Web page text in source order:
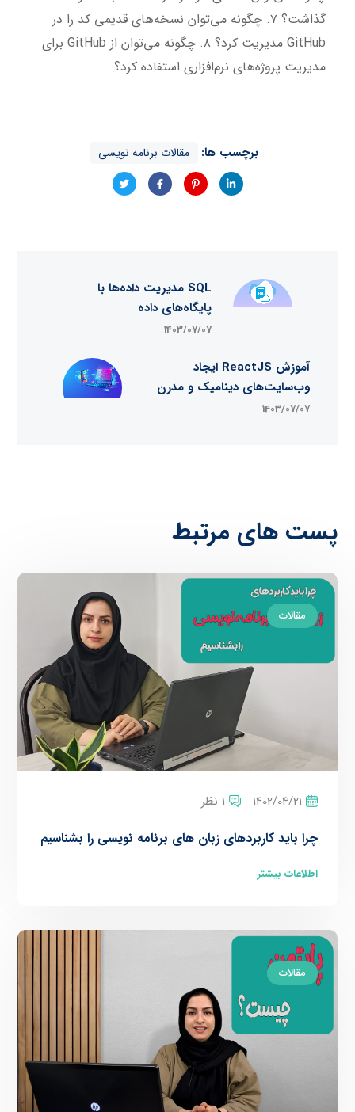
گذاشت؟ ۷. چگونه می‌توان نسخه‌های قدیمی کد را در
GitHub مدیریت کرد؟ ۸. چگونه می‌توان از GitHub برای
مدیریت پروژه‌های نرم‌افزاری استفاده کرد؟
برچسب ها: مقالات برنامه نویسی
SQL مدیریت داده‌ها با
پایگاه‌های داده
1403/07/07
آموزش ReactJS ایجاد
وب‌سایت‌های دینامیک و مدرن
1403/07/07
پست های مرتبط
مقالات
1402/04/21 1 نظر
چرا باید کاربردهای زبان های برنامه نویسی را بشناسیم
اطلاعات بیشتر
مقالات